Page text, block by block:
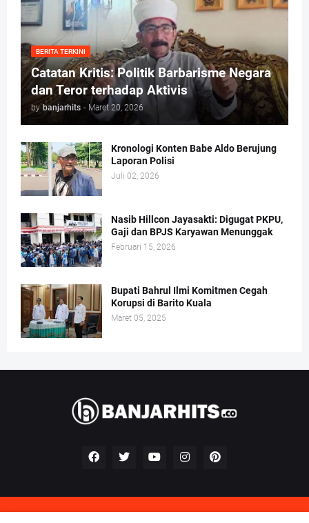
BERITA TERKINI
Catatan Kritis: Politik Barbarisme Negara
dan Teror terhadap Aktivis
by banjarhits - Maret 20, 2026
Kronologi Konten Babe Aldo Berujung
Laporan Polisi
Juli 02, 2026
Nasib Hillcon Jayasakti: Digugat PKPU,
Gaji dan BPJS Karyawan Menunggak
Februari 15, 2026
Bupati Bahrul Ilmi Komitmen Cegah
Korupsi di Barito Kuala
Maret 05, 2025